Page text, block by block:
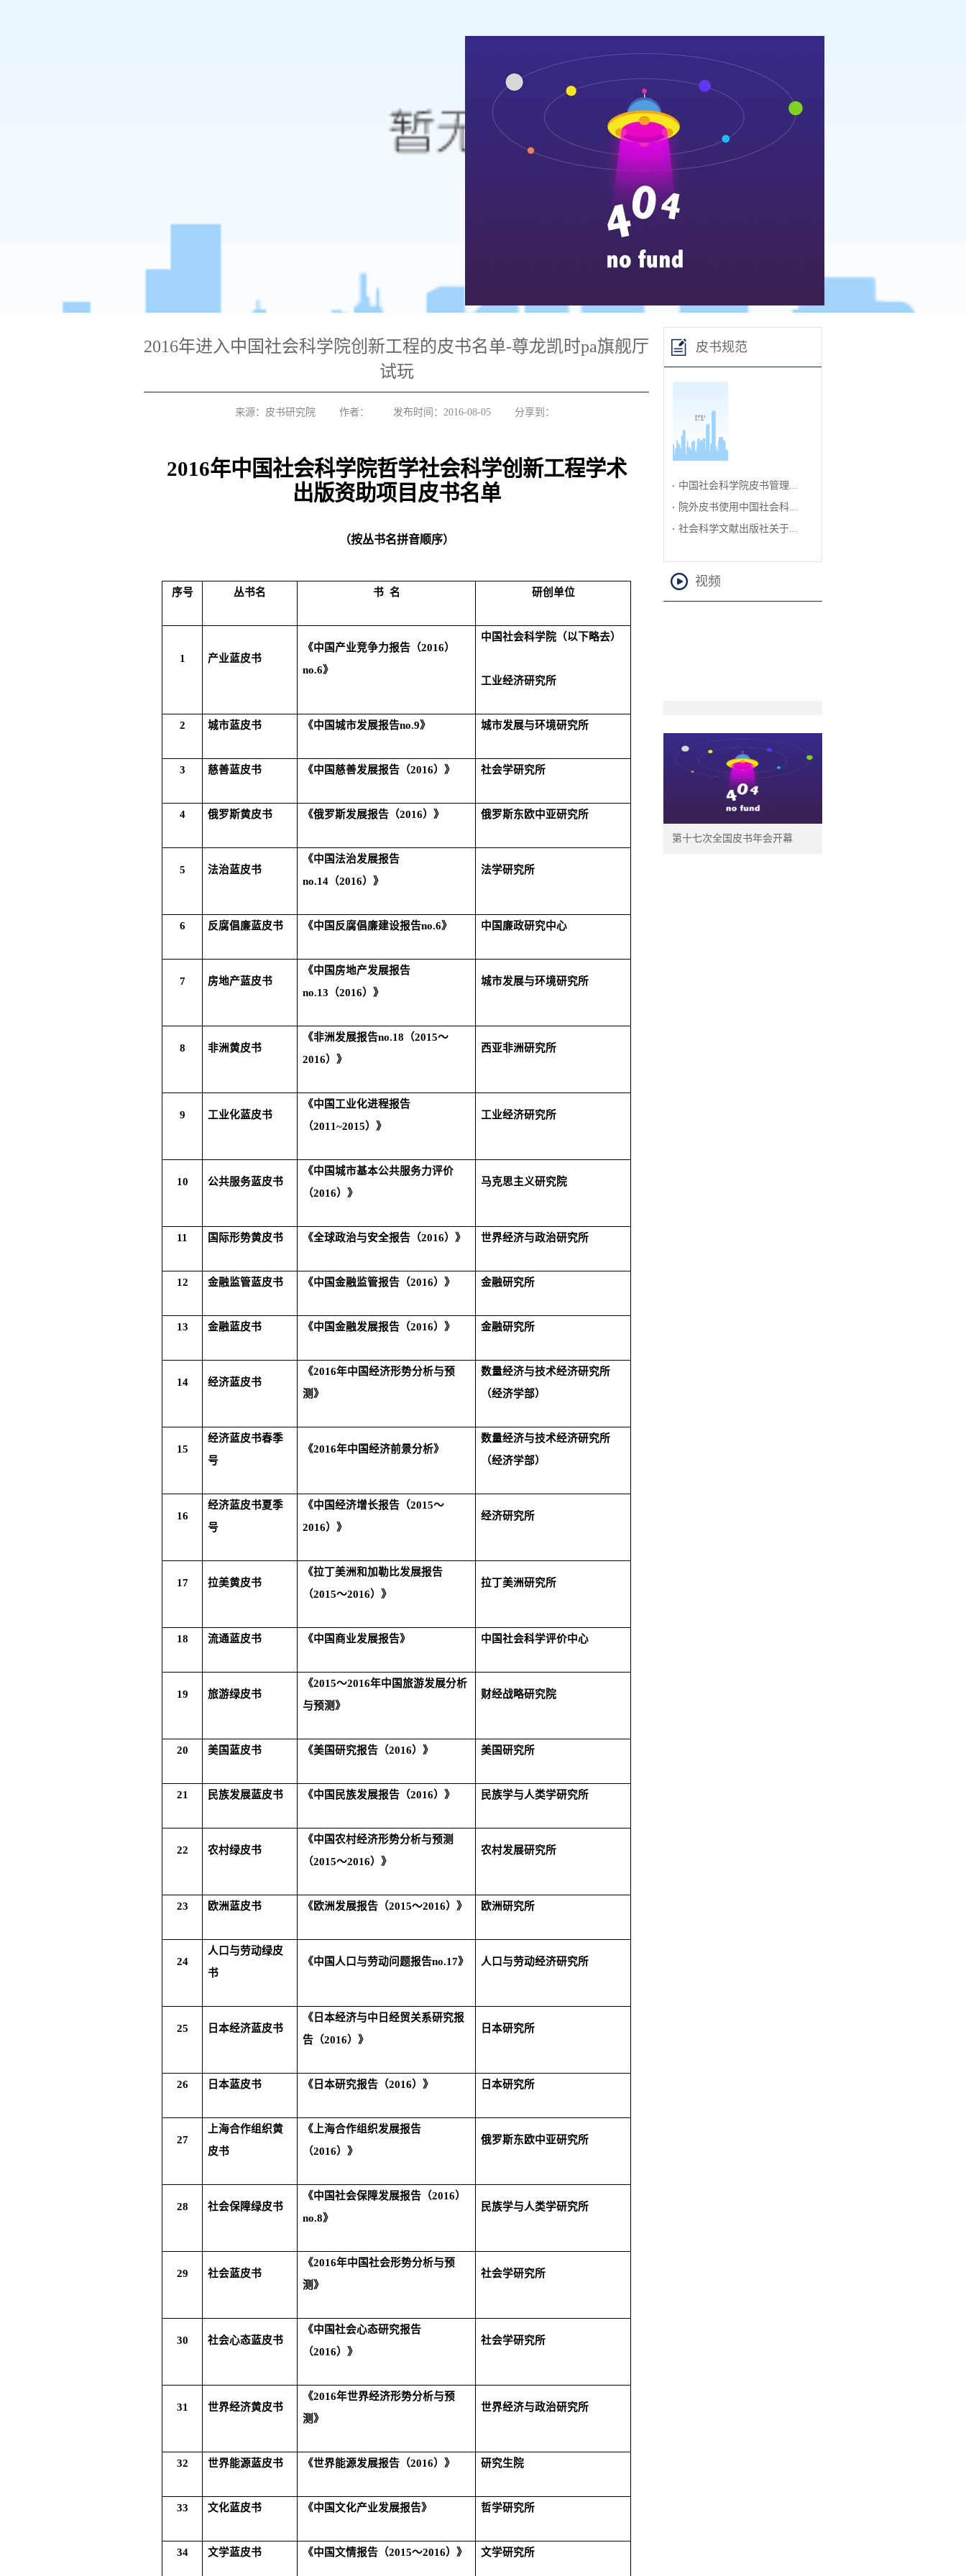
2016年进入中国社会科学院创新工程的皮书名单-尊龙凯时pa旗舰厅
试玩
来源：皮书研究院 作者： 发布时间：2016-08-05 分享到：
2016年中国社会科学院哲学社会科学创新工程学术
出版资助项目皮书名单
（按丛书名拼音顺序）
序号 丛书名 书 名 研创单位
1 产业蓝皮书
《中国产业竞争力报告（2016）
no.6》
中国社会科学院（以下略去）
工业经济研究所
2 城市蓝皮书 《中国城市发展报告no.9》 城市发展与环境研究所
3 慈善蓝皮书 《中国慈善发展报告（2016）》 社会学研究所
4 俄罗斯黄皮书 《俄罗斯发展报告（2016）》 俄罗斯东欧中亚研究所
5 法治蓝皮书
《中国法治发展报告
no.14 （2016）》
法学研究所
6 反腐倡廉蓝皮书 《中国反腐倡廉建设报告no.6》 中国廉政研究中心
7 房地产蓝皮书
《中国房地产发展报告
no.13 （2016）》
城市发展与环境研究所
8 非洲黄皮书
《非洲发展报告no.18 （2015～
2016）》
西亚非洲研究所
9 工业化蓝皮书
《中国工业化进程报告
（2011~2015）》
工业经济研究所
10 公共服务蓝皮书
《中国城市基本公共服务力评价
（2016）》
马克思主义研究院
11 国际形势黄皮书 《全球政治与安全报告（2016）》 世界经济与政治研究所
12 金融监管蓝皮书 《中国金融监管报告（2016）》 金融研究所
13 金融蓝皮书 《中国金融发展报告（2016）》 金融研究所
14 经济蓝皮书
《2016年中国经济形势分析与预
测》
数量经济与技术经济研究所
（经济学部）
15
经济蓝皮书春季
号
《2016年中国经济前景分析》
数量经济与技术经济研究所
（经济学部）
16
经济蓝皮书夏季
号
《中国经济增长报告（2015～
2016）》
经济研究所
17 拉美黄皮书
《拉丁美洲和加勒比发展报告
（2015～2016）》
拉丁美洲研究所
18 流通蓝皮书 《中国商业发展报告》 中国社会科学评价中心
19 旅游绿皮书
《2015～2016年中国旅游发展分析
与预测》
财经战略研究院
20 美国蓝皮书 《美国研究报告（2016）》 美国研究所
21 民族发展蓝皮书 《中国民族发展报告（2016）》 民族学与人类学研究所
22 农村绿皮书
《中国农村经济形势分析与预测
（2015～2016）》
农村发展研究所
23 欧洲蓝皮书 《欧洲发展报告（2015～2016）》 欧洲研究所
24
人口与劳动绿皮
书
《中国人口与劳动问题报告no.17》 人口与劳动经济研究所
25 日本经济蓝皮书
《日本经济与中日经贸关系研究报
告（2016）》
日本研究所
26 日本蓝皮书 《日本研究报告（2016）》 日本研究所
27
上海合作组织黄
皮书
《上海合作组织发展报告
（2016）》
俄罗斯东欧中亚研究所
28 社会保障绿皮书
《中国社会保障发展报告（2016）
no.8》
民族学与人类学研究所
29 社会蓝皮书
《2016年中国社会形势分析与预
测》
社会学研究所
30 社会心态蓝皮书
《中国社会心态研究报告
（2016）》
社会学研究所
31 世界经济黄皮书
《2016年世界经济形势分析与预
测》
世界经济与政治研究所
32 世界能源蓝皮书 《世界能源发展报告（2016）》 研究生院
33 文化蓝皮书 《中国文化产业发展报告》 哲学研究所
34 文学蓝皮书 《中国文情报告（2015～2016）》 文学研究所
皮书规范
中国社会科学院皮书管理...
院外皮书使用中国社会科...
社会科学文献出版社关于...
视频
第十七次全国皮书年会开幕